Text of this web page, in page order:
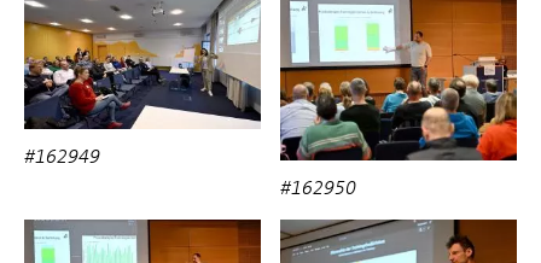
#162949
#162950